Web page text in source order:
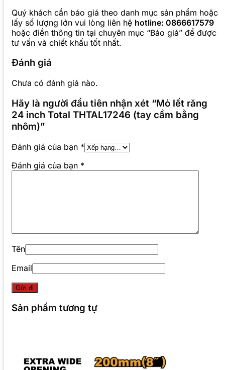
Quý khách cần báo giá theo danh mục sản phẩm hoặc
lấy số lượng lớn vui lòng liên hệ hotline: 0866617579
hoặc điền thông tin tại chuyên mục “Báo giá” để được
tư vấn và chiết khấu tốt nhất.
Đánh giá
Chưa có đánh giá nào.
Hãy là người đầu tiên nhận xét “Mỏ lết răng
24 inch Total THTAL17246 (tay cầm bằng
nhôm)”
Đánh giá của bạn *
Đánh giá của bạn *
Tên
Email
Sản phẩm tương tự